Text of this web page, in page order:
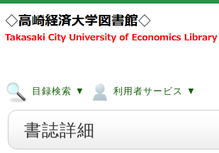
目録検索 ▼ 利用者サービス ▼
書誌詳細